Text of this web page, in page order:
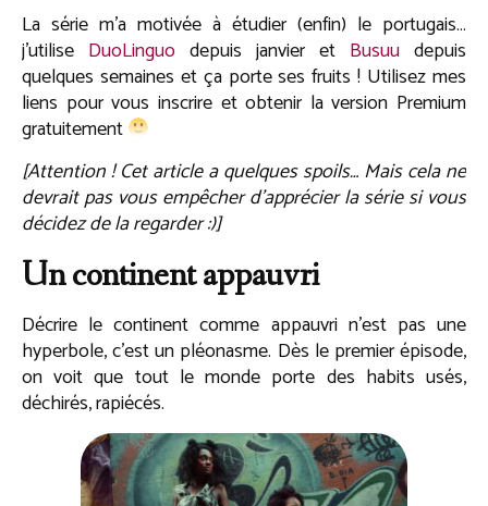
La série m’a motivée à étudier (enfin) le portugais…
j’utilise DuoLinguo depuis janvier et Busuu depuis
quelques semaines et ça porte ses fruits ! Utilisez mes
liens pour vous inscrire et obtenir la version Premium
gratuitement
[Attention ! Cet article a quelques spoils… Mais cela ne
devrait pas vous empêcher d’apprécier la série si vous
décidez de la regarder :)]
Un continent appauvri
Décrire le continent comme appauvri n’est pas une
hyperbole, c’est un pléonasme. Dès le premier épisode,
on voit que tout le monde porte des habits usés,
déchirés, rapiécés.